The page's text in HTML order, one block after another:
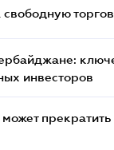
инвесторов
прекратить